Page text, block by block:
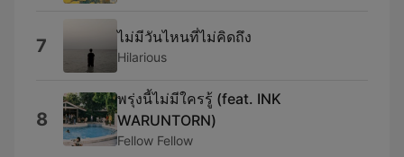
7 ไม่มีวันไหนที่ไม่คิดถึง
Hilarious
8
พรุ่งนี้ไม่มีใครรู้ (feat. INK
WARUNTORN)
Fellow Fellow